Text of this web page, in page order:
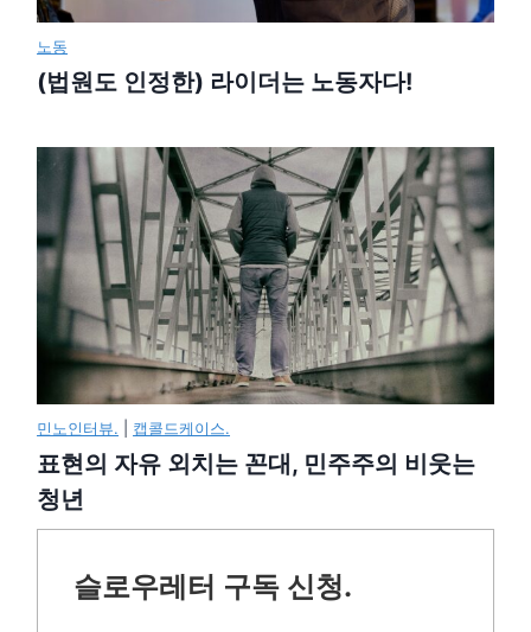
노동
(법원도 인정한) 라이더는 노동자다!
민노인터뷰. 캡콜드케이스.
표현의 자유 외치는 꼰대, 민주주의 비웃는
청년
슬로우레터 구독 신청.